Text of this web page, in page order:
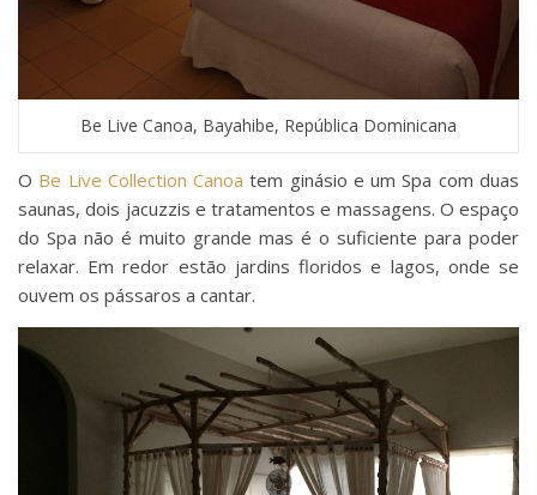
Be Live Canoa, Bayahibe, República Dominicana
O Be Live Collection Canoa tem ginásio e um Spa com duas
saunas, dois jacuzzis e tratamentos e massagens. O espaço
do Spa não é muito grande mas é o suficiente para poder
relaxar. Em redor estão jardins floridos e lagos, onde se
ouvem os pássaros a cantar.